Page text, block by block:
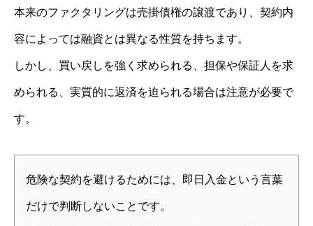
本来のファクタリングは売掛債権の譲渡であり、契約内
容によっては融資とは異なる性質を持ちます。
しかし、買い戻しを強く求められる、担保や保証人を求
められる、実質的に返済を迫られる場合は注意が必要で
す。
危険な契約を避けるためには、即日入金という言葉
だけで判断しないことです。